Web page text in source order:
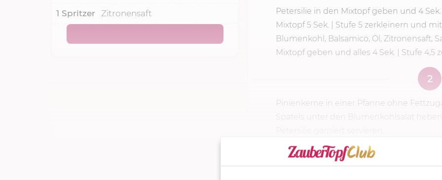
Petersilie in den Mixtopf geben und 4 Sek.
Mixtopf 5 Sek. | Stufe 5 zerkleinern und
Blumenkohl, Balsamico, Öl, Zitronensaft,
Mixtopf geben und alles 4 Sek. | Stufe 4,5
2
Pinienkerne in einer Pfanne ohne
Spatels unter den Blumenkohlsalat
1 Spritzer Zitronensaft